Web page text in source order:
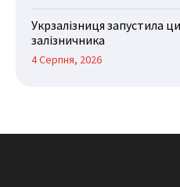
Укрзалізниця запустила
залізничника
4 Серпня, 2026